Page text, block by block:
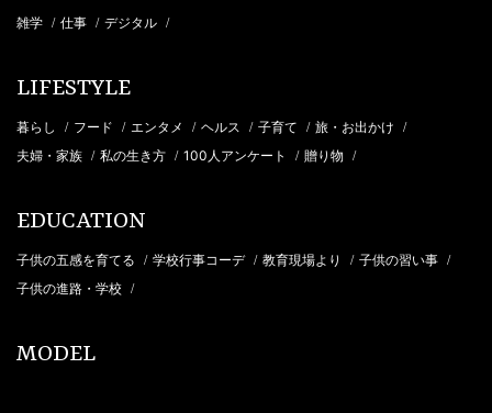
雑学 / 仕事 / デジタル /
LIFESTYLE
暮らし / フード / エンタメ / ヘルス / 子育て / 旅・お出かけ /
夫婦・家族 / 私の生き方 / 100人アンケート / 贈り物 /
EDUCATION
子供の五感を育てる / 学校行事コーデ / 教育現場より / 子供の習い事 /
子供の進路・学校 /
MODEL